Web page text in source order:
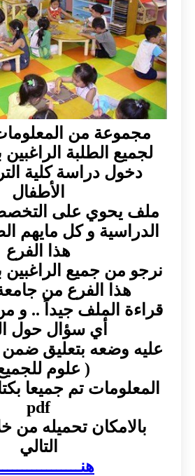
مجموعة من
لجميع الطلبة الراغبين
دخول دراسة كلية
الأطفال
ملف يحوي على
الدراسية و كل مايهم
هذا الفرع
نرجو من جميع
هذا الفرع من
قراءة الملف جيداً .. و
أي سؤال حول
عليه وضعه بتعليق ضمن
( علوم
المعلومات تم جميعا
pdf
بالامكان تحميله من
التالي